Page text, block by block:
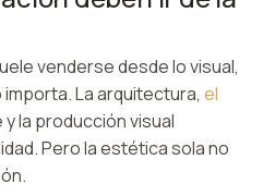
venderse desde lo visual,
La arquitectura, el
y la producción visual
Pero la estética sola no